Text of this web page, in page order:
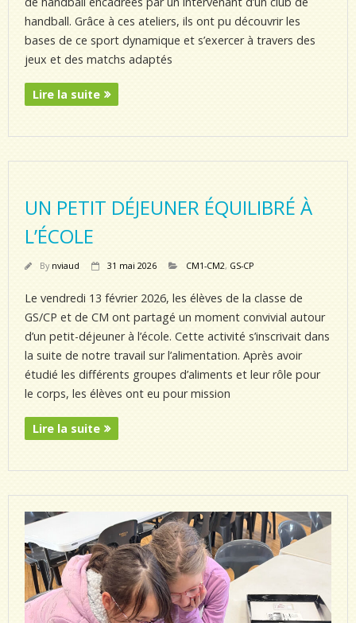
handball. Grâce à ces ateliers, ils ont pu découvrir les
bases de ce sport dynamique et s’exercer à travers des
jeux et des matchs adaptés
Lire la suite
UN PETIT DÉJEUNER ÉQUILIBRÉ À
L’ÉCOLE
By nviaud 31 mai 2026 CM1-CM2, GS-CP
Le vendredi 13 février 2026, les élèves de la classe de
GS/CP et de CM ont partagé un moment convivial autour
d’un petit-déjeuner à l’école. Cette activité s’inscrivait dans
la suite de notre travail sur l’alimentation. Après avoir
étudié les différents groupes d’aliments et leur rôle pour
le corps, les élèves ont eu pour mission
Lire la suite